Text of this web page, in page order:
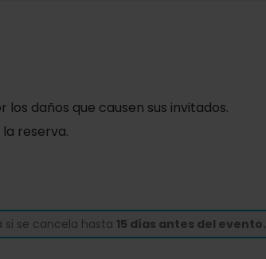
daños que causen sus invitados.
reserva.
si se cancela hasta 15 días antes del evento.